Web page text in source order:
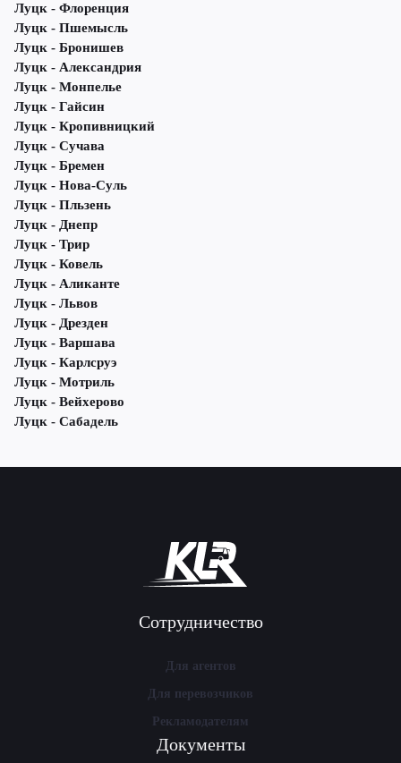
Луцк - Флоренция
Луцк - Пшемысль
Луцк - Бронишев
Луцк - Александрия
Луцк - Монпелье
Луцк - Гайсин
Луцк - Кропивницкий
Луцк - Сучава
Луцк - Бремен
Луцк - Нова-Суль
Луцк - Пльзень
Луцк - Днепр
Луцк - Трир
Луцк - Ковель
Луцк - Аликанте
Луцк - Львов
Луцк - Дрезден
Луцк - Варшава
Луцк - Карлсруэ
Луцк - Мотриль
Луцк - Вейхерово
Луцк - Сабадель
Сотрудничество
Для агентов
Для перевозчиков
Рекламодателям
Документы